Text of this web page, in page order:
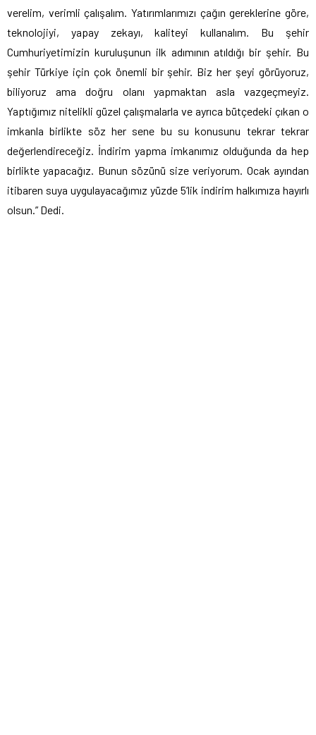
verelim, verimli çalışalım. Yatırımlarımızı çağın gereklerine göre,
teknolojiyi, yapay zekayı, kaliteyi kullanalım. Bu şehir
Cumhuriyetimizin kuruluşunun ilk adımının atıldığı bir şehir. Bu
şehir Türkiye için çok önemli bir şehir. Biz her şeyi görüyoruz,
biliyoruz ama doğru olanı yapmaktan asla vazgeçmeyiz.
Yaptığımız nitelikli güzel çalışmalarla ve ayrıca bütçedeki çıkan o
imkanla birlikte söz her sene bu su konusunu tekrar tekrar
değerlendireceğiz. İndirim yapma imkanımız olduğunda da hep
birlikte yapacağız. Bunun sözünü size veriyorum. Ocak ayından
itibaren suya uygulayacağımız yüzde 5’lik indirim halkımıza hayırlı
olsun.” Dedi.